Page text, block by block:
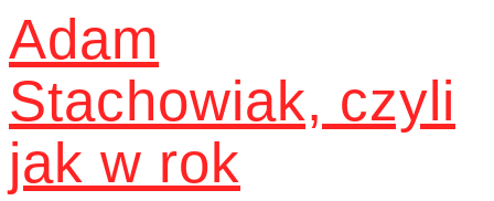
Adam
Stachowiak, czyli
jak w rok